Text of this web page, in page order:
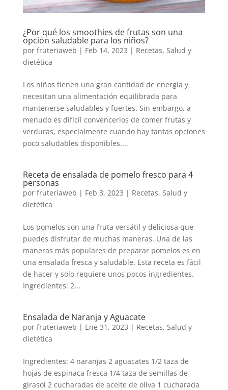
¿Por qué los smoothies de frutas son una
opción saludable para los niños?
por fruteriaweb | Feb 14, 2023 | Recetas, Salud y
dietética
Los niños tienen una gran cantidad de energía y
necesitan una alimentación equilibrada para
mantenerse saludables y fuertes. Sin embargo, a
menudo es difícil convencerlos de comer frutas y
verduras, especialmente cuando hay tantas opciones
poco saludables disponibles....
Receta de ensalada de pomelo fresco para 4
personas
por fruteriaweb | Feb 3, 2023 | Recetas, Salud y
dietética
Los pomelos son una fruta versátil y deliciosa que
puedes disfrutar de muchas maneras. Una de las
maneras más populares de preparar pomelos es en
una ensalada fresca y saludable. Esta receta es fácil
de hacer y solo requiere unos pocos ingredientes.
Ingredientes: 2...
Ensalada de Naranja y Aguacate
por fruteriaweb | Ene 31, 2023 | Recetas, Salud y
dietética
Ingredientes: 4 naranjas 2 aguacates 1/2 taza de
hojas de espinaca fresca 1/4 taza de semillas de
girasol 2 cucharadas de aceite de oliva 1 cucharada